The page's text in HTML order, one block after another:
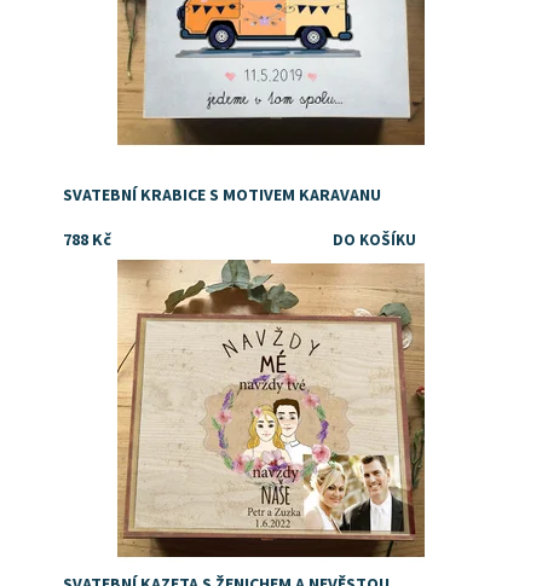
SVATEBNÍ KRABICE S MOTIVEM KARAVANU
788 Kč
Tip na orginální svatební dárek
Dostupnost:
Skladem